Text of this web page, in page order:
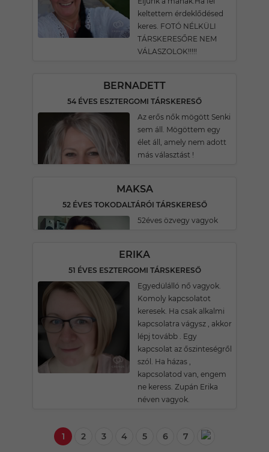
keltettem érdeklődésed
keres. FOTÓ NÉLKÜLI
TÁRSKERESŐRE NEM
VÁLASZOLOK!!!!!
BERNADETT
54 ÉVES ESZTERGOMI TÁRSKERESŐ
Az erős nők mögött Senki
sem áll. Mögöttem egy
élet áll, amely nem adott
más választást !
MAKSA
52 ÉVES TOKODALTÁRÓI TÁRSKERESŐ
52éves özvegy vagyok
ERIKA
51 ÉVES ESZTERGOMI TÁRSKERESŐ
Egyedülálló nő vagyok.
Komoly kapcsolatot
keresek. Ha csak alkalmi
kapcsolatra vágysz , akkor
lépj tovább . Egy
kapcsolat az őszinteségről
szól. Ha házas ,
kapcsolatod van, engem
ne keress. Zupán Erika
néven vagyok.
1 2 3 4 5 6 7